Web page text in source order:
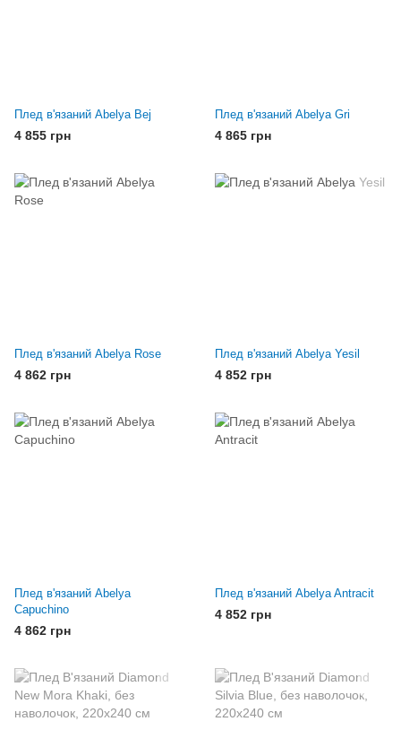
Плед в'язаний Abelya Bej
4 855 грн
Плед в'язаний Abelya Gri
4 865 грн
Плед в'язаний Abelya Rose
4 862 грн
Плед в'язаний Abelya Yesil
4 852 грн
Плед в'язаний Abelya
Capuchino
4 862 грн
Плед в'язаний Abelya Antracit
4 852 грн